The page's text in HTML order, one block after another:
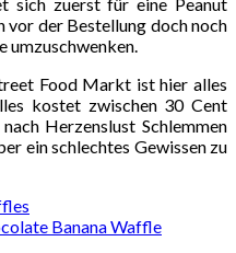
vor der Bestellung doch noch
umzuschwenken.
Food Markt ist hier alles
kostet zwischen 30 Cent
Herzenslust Schlemmen
ein schlechtes Gewissen zu